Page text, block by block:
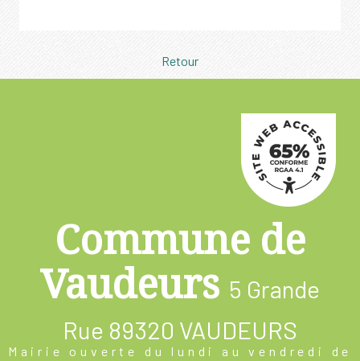
Retour
Commune de
Vaudeurs 5 Grande
Rue 89320 VAUDEURS
Mairie ouverte du lundi au vendredi de